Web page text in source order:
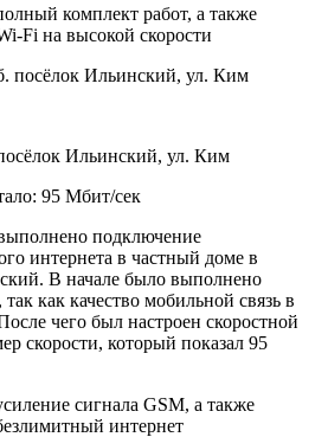
комплект работ, а также
Fi на высокой скорости
Ильинский, ул. Ким
95 Мбит/сек
подключение
интернета в частный доме в
В начале было выполнено
как качество мобильной связь в
чего был настроен скоростной
скорости, который показал 95
сигнала GSM, а также
интернет